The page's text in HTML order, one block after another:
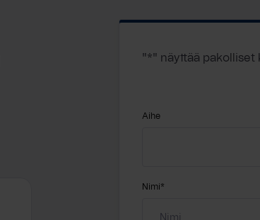
"*" näyttää pakolliset
Aihe
Nimi*